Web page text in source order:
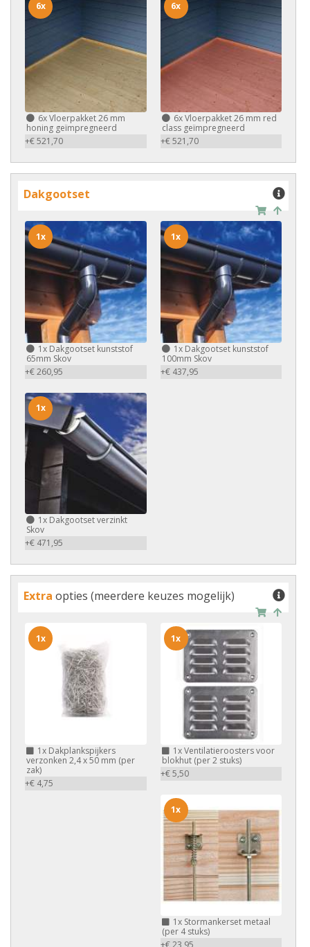
6xVloerpakket 26 mm
honing geïmpregneerd
+€ 521,70
6x
6xVloerpakket 26 mm red
class geïmpregneerd
+€ 521,70
6x
Dakgootset
1x Dakgootset kunststof
65mm Skov
+€ 260,95
1x
1xDakgootset kunststof
100mm Skov
+€ 437,95
1x
1x Dakgootset verzinkt
Skov
+€ 471,95
1x
Extra opties (meerdere keuzes mogelijk)
1x Dakplankspijkers
verzonken 2,4 x 50 mm (per
zak)
+€ 4,75
1x
1xVentilatieroosters voor
blokhut (per 2 stuks)
+€ 5,50
1x
1xStormankerset metaal
(per 4 stuks)
+€ 23,95
1x